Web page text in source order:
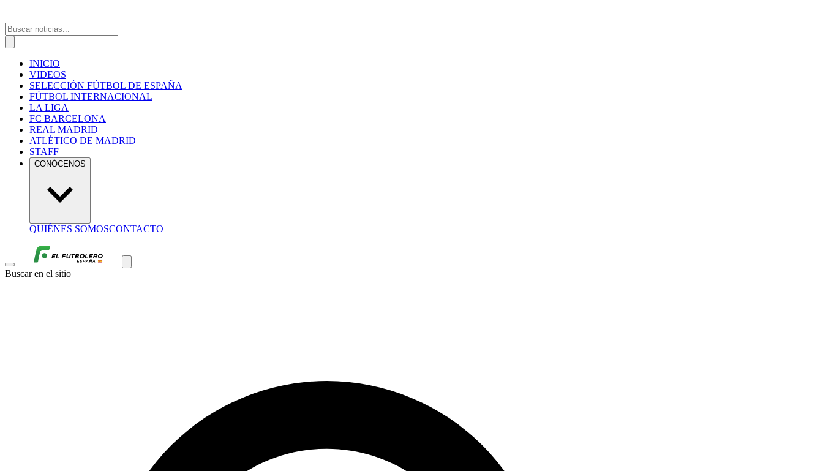
INICIO
VIDEOS
SELECCIÓN FÚTBOL DE ESPAÑA
FÚTBOL INTERNACIONAL
LA LIGA
FC BARCELONA
REAL MADRID
ATLÉTICO DE MADRID
STAFF
CONÓCENOS
QUIÉNES SOMOSCONTACTO
Buscar en el sitio